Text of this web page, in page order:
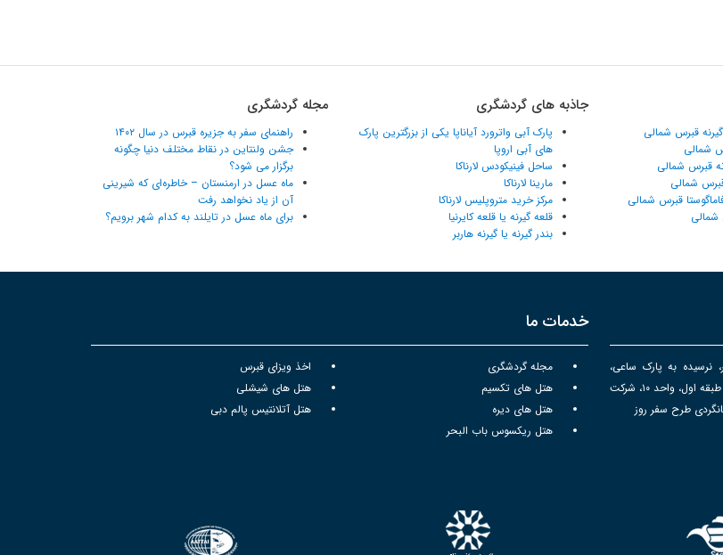
قبرس شمالی
شمالی
قبرس شمالی
قبرس شمالی
قبرس شمالی
شمالی
جاذبه های گردشگری
پارک آبی واترورد آیاناپا یکی از بزرگترین پارک
های آبی اروپا
ساحل فینیکودس لارناکا
مارینا لارناکا
مرکز خرید متروپلیس لارناکا
قلعه گیرنه یا قلعه کایرنیا
بندر گیرنه یا گیرنه هاربر
مجله گردشگری
راهنمای سفر به جزیره قبرس در سال ۱۴۰۲
جشن ولنتاین در نقاط مختلف دنیا چگونه
برگزار می شود؟
ماه عسل در ارمنستان – خاطره‌ای که شیرینی
آن از یاد نخواهد رفت
برای ماه عسل در تایلند به کدام شهر برویم؟
نرسیده به پارک ساعی،
برج سپهر ساعی، پلاک ۲۲۳۰، طبقه اول، واحد ۱۰، شرکت
طرح سفر روز
خدمات ما
مجله گردشگری
اخذ ویزای قبرس
هتل های تکسیم
هتل های شیشلی
هتل های دیره
هتل آتلانتیس پالم دبی
هتل ریکسوس باب البحر